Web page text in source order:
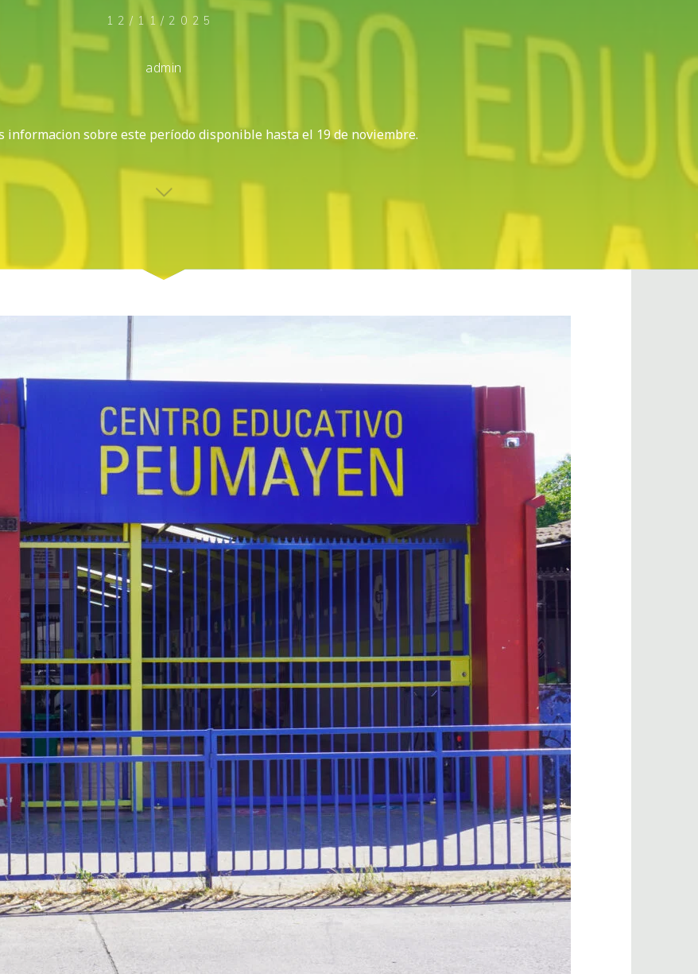
12/11/2025
admin
informacion sobre este período disponible hasta el 19 de noviembre.